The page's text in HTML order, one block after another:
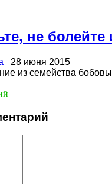
не болейте
28 июня 2015
из семейства